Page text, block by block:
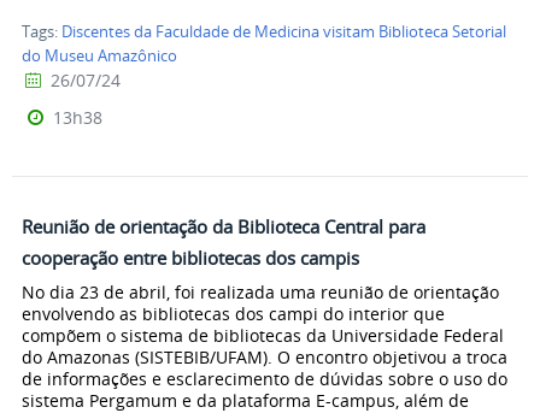
Tags: Discentes da Faculdade de Medicina visitam Biblioteca Setorial
do Museu Amazônico
26/07/24
13h38
Reunião de orientação da Biblioteca Central para
cooperação entre bibliotecas dos campis
No dia 23 de abril, foi realizada uma reunião de orientação
envolvendo as bibliotecas dos campi do interior que
compõem o sistema de bibliotecas da Universidade Federal
do Amazonas (SISTEBIB/UFAM). O encontro objetivou a troca
de informações e esclarecimento de dúvidas sobre o uso do
sistema Pergamum e da plataforma E-campus, além de